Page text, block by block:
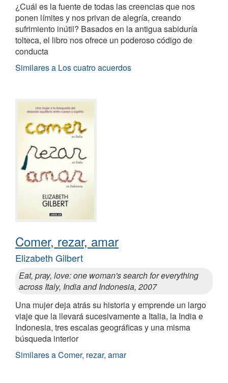
¿Cuál es la fuente de todas las creencias que nos
ponen límites y nos privan de alegría, creando
sufrimiento inútil? Basados en la antigua sabiduría
tolteca, el libro nos ofrece un poderoso código de
conducta
Similares a Los cuatro acuerdos
Comer, rezar, amar
Elizabeth Gilbert
Eat, pray, love: one woman's search for everything
across Italy, India and Indonesia, 2007
Una mujer deja atrás su historia y emprende un largo
viaje que la llevará sucesivamente a Italia, la India e
Indonesia, tres escalas geográficas y una misma
búsqueda interior
Similares a Comer, rezar, amar